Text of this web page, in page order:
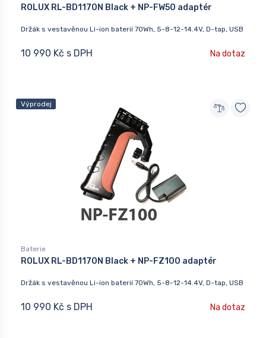
ROLUX RL-BD1170N Black + NP-FW50 adaptér
Držák s vestavěnou Li-ion baterií 70Wh, 5-8-12-14.4V, D-tap, USB
10 990 Kč s DPH Na dotaz
Výprodej
Baterie
ROLUX RL-BD1170N Black + NP-FZ100 adaptér
Držák s vestavěnou Li-ion baterií 70Wh, 5-8-12-14.4V, D-tap, USB
10 990 Kč s DPH Na dotaz